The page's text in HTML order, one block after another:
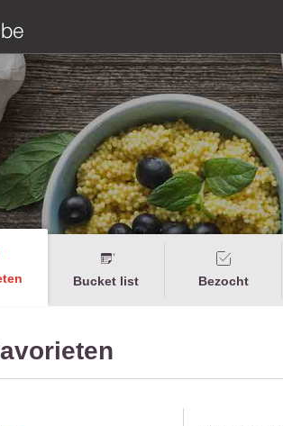
Bucket list Bezocht